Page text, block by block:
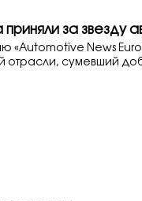
за звезду
News
отрасли, сумевший